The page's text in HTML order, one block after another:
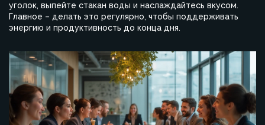
уголок, выпейте стакан воды и наслаждайтесь вкусом.
Главное – делать это регулярно, чтобы поддерживать
энергию и продуктивность до конца дня.